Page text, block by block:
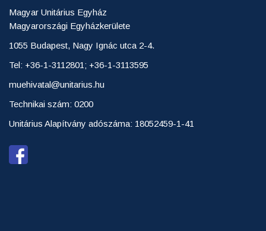
Magyar Unitárius Egyház
Magyarországi Egyházkerülete
1055 Budapest, Nagy Ignác utca 2-4.
Tel: +36-1-3112801; +36-1-3113595
muehivatal@unitarius.hu
Technikai szám: 0200
Unitárius Alapítvány adószáma: 18052459-1-41